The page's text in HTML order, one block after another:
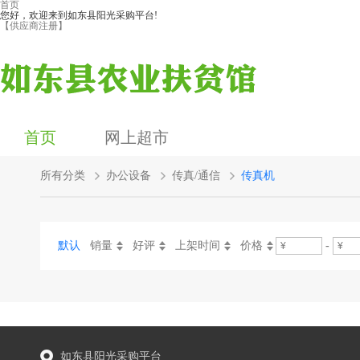
首页
您好，欢迎来到如东县阳光采购平台!
【供应商注册】
首页 网上超市
所有分类 办公设备 传真/通信 传真机
默认 销量 好评 上架时间 价格 -
如东县阳光采购平台